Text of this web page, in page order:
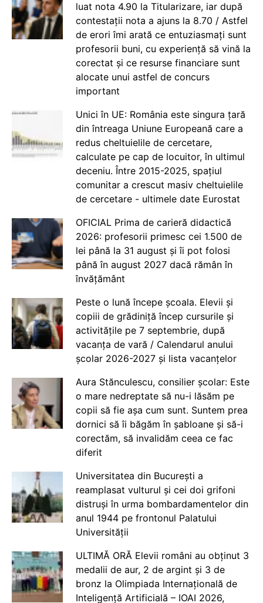
luat nota 4.90 la Titularizare, iar după
contestații nota a ajuns la 8.70 / Astfel
de erori îmi arată ce entuziasmați sunt
profesorii buni, cu experiență să vină la
corectat și ce resurse financiare sunt
alocate unui astfel de concurs
important
Unici în UE: România este singura țară
din întreaga Uniune Europeană care a
redus cheltuielile de cercetare,
calculate pe cap de locuitor, în ultimul
deceniu. Între 2015-2025, spațiul
comunitar a crescut masiv cheltuielile
de cercetare - ultimele date Eurostat
OFICIAL Prima de carieră didactică
2026: profesorii primesc cei 1.500 de
lei până la 31 august și îi pot folosi
până în august 2027 dacă rămân în
învățământ
Peste o lună începe școala. Elevii și
copiii de grădiniță încep cursurile și
activitățile pe 7 septembrie, după
vacanța de vară / Calendarul anului
școlar 2026-2027 și lista vacanțelor
Aura Stănculescu, consilier școlar: Este
o mare nedreptate să nu-i lăsăm pe
copii să fie așa cum sunt. Suntem prea
dornici să îi băgăm în șabloane și să-i
corectăm, să invalidăm ceea ce fac
diferit
Universitatea din București a
reamplasat vulturul și cei doi grifoni
distruși în urma bombardamentelor din
anul 1944 pe frontonul Palatului
Universității
ULTIMĂ ORĂ Elevii români au obținut 3
medalii de aur, 2 de argint și 3 de
bronz la Olimpiada Internațională de
Inteligență Artificială – IOAI 2026,